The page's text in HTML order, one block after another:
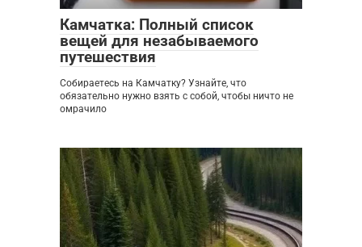
Камчатка: Полный список
вещей для незабываемого
путешествия
Собираетесь на Камчатку? Узнайте, что
обязательно нужно взять с собой, чтобы ничто не
омрачило